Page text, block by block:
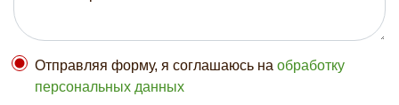
Отправляя форму, я соглашаюсь на обработку
персональных данных